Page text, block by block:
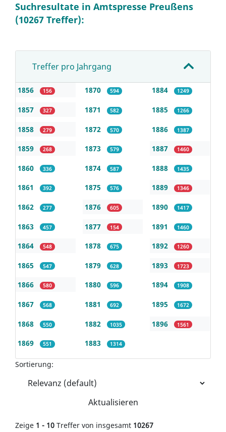
Suchresultate in Amtspresse Preußens
(10267 Treffer):
Treffer pro Jahrgang
1856 156
1857 327
1858 279
1859 268
1860 336
1861 392
1862 277
1863 457
1864 548
1865 547
1866 580
1867 568
1868 550
1869 551
1870 594
1871 582
1872 570
1873 579
1874 587
1875 576
1876 605
1877 154
1878 675
1879 628
1880 596
1881 692
1882 1035
1883 1314
1884 1249
1885 1266
1886 1387
1887 1460
1888 1435
1889 1346
1890 1417
1891 1460
1892 1260
1893 1723
1894 1908
1895 1672
1896 1561
Sortierung:
Aktualisieren
Zeige 1 - 10 Treffer von insgesamt 10267